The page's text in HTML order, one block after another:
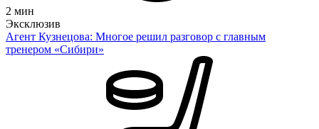
2 мин
Эксклюзив
Агент Кузнецова: Многое решил разговор с главным
тренером «Сибири»